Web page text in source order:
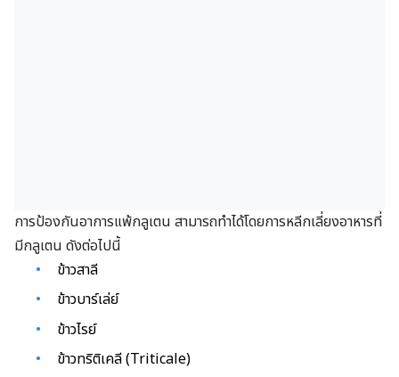
การป้องกันอาการแพ้กลูเตน สามารถทำได้โดยการหลีกเลี่ยงอาหารที่
มีกลูเตน ดังต่อไปนี้
ข้าวสาลี
ข้าวบาร์เล่ย์
ข้าวไรย์
ข้าวทริติเคลี (Triticale)